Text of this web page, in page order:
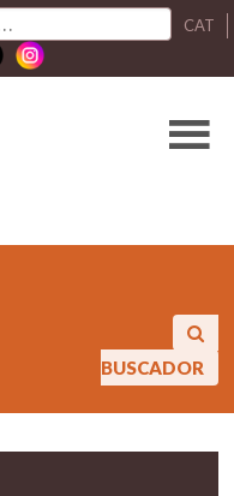
CAT
BUSCADOR